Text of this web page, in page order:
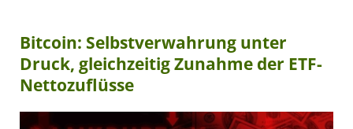
Bitcoin: Selbstverwahrung unter
Druck, gleichzeitig Zunahme der ETF-
Nettozuflüsse